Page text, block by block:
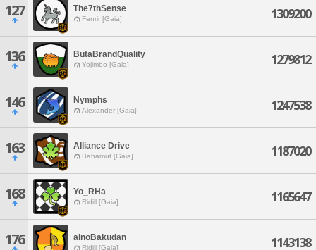
127 The7thSense
Fenrir [Gaia] 1309200
136 ButaBrandQuality
Yojimbo [Gaia] 1279812
146 Nymphs
Alexander [Gaia] 1247538
163 Alliance Drive
Bahamut [Gaia] 1187020
168 Yo_RHa
Ridill [Gaia] 1165647
176 ainoBakudan
Ridill [Gaia] 1143138